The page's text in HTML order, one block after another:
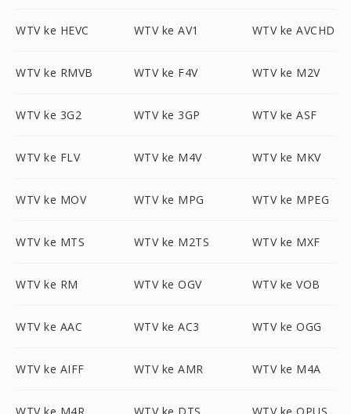
WTV ke HEVC WTV ke AV1 WTV ke AVCHD
WTV ke RMVB WTV ke F4V WTV ke M2V
WTV ke 3G2 WTV ke 3GP WTV ke ASF
WTV ke FLV WTV ke M4V WTV ke MKV
WTV ke MOV WTV ke MPG WTV ke MPEG
WTV ke MTS WTV ke M2TS WTV ke MXF
WTV ke RM WTV ke OGV WTV ke VOB
WTV ke AAC WTV ke AC3 WTV ke OGG
WTV ke AIFF WTV ke AMR WTV ke M4A